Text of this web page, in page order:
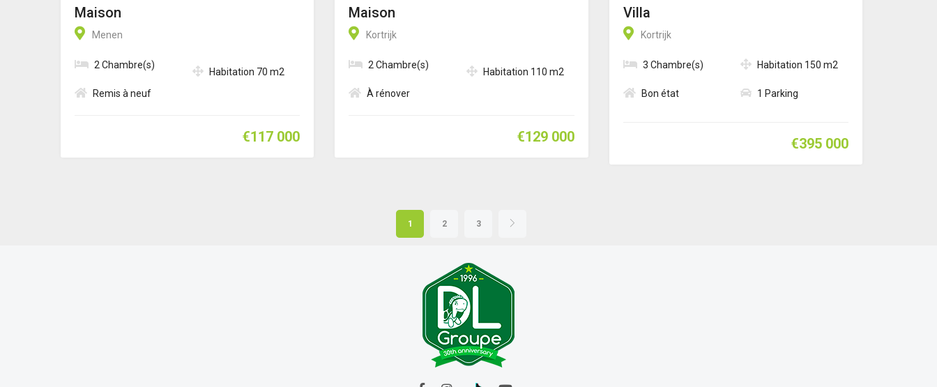
Maison
Menen
2 Chambre(s)
Remis à neuf
Habitation 70 m2
€117 000
Maison
Kortrijk
2 Chambre(s)
À rénover
Habitation 110 m2
€129 000
Villa
Kortrijk
3 Chambre(s)
Bon état
Habitation 150 m2
1 Parking
€395 000
1 2 3